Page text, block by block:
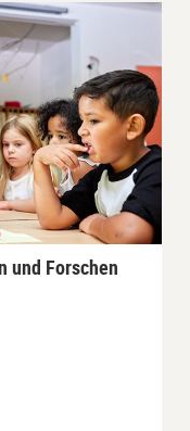
und Forschen